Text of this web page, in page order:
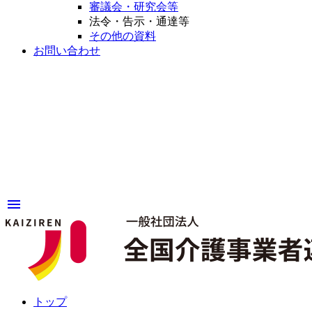
審議会・研究会等
法令・告示・通達等
その他の資料
お問い合わせ
menu
トップ